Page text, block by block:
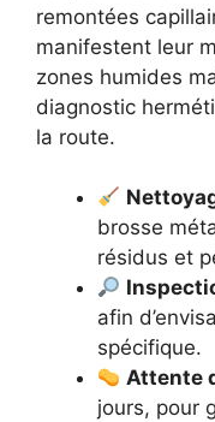
remontées
manifestent leur
zones humides
diagnostic
la route.
brosse
résidus et
afin
spécifique.
Attente
jours, pour